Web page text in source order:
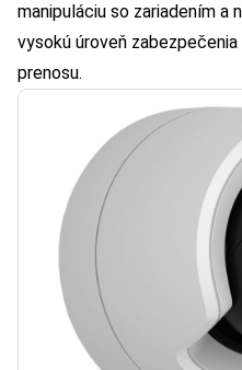
manipuláciu so zariadením a
vysokú úroveň
prenosu.